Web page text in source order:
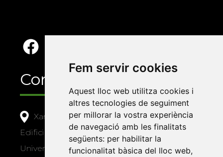
Fem servir cookies
Aquest lloc web utilitza cookies i
altres tecnologies de seguiment
per millorar la vostra experiència
de navegació amb les finalitats
següents: per habilitar la
funcionalitat bàsica del lloc web,
Contacte
Xarxa Vives d'Universitats
Edifici Àgora
Universitat Jaume I, local 10